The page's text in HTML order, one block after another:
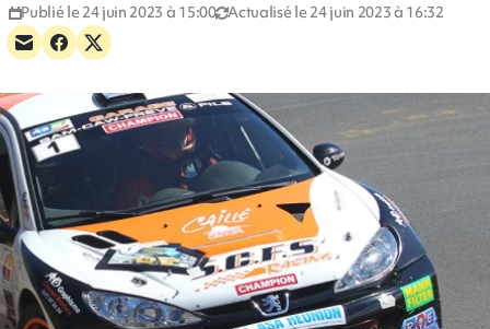
Publié le 24 juin 2023 à 15:00 Actualisé le 24 juin 2023 à 16:32